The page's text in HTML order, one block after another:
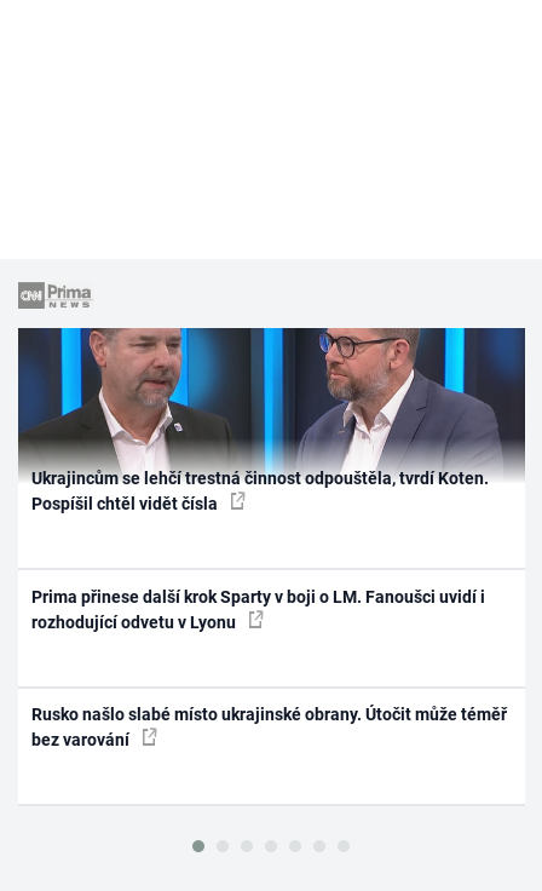
Ukrajincům se lehčí trestná činnost odpouštěla, tvrdí Koten.
Pospíšil chtěl vidět čísla
Prima přinese další krok Sparty v boji o LM. Fanoušci uvidí i
rozhodující odvetu v Lyonu
Rusko našlo slabé místo ukrajinské obrany. Útočit může téměř
bez varování